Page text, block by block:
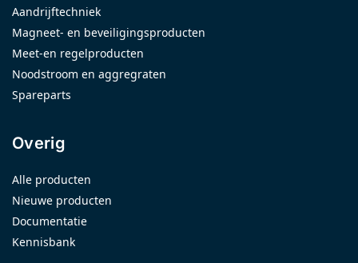
Aandrijftechniek
Magneet- en beveiligingsproducten
Meet-en regelproducten
Noodstroom en aggregraten
Spareparts
Overig
Alle producten
Nieuwe producten
Documentatie
Kennisbank